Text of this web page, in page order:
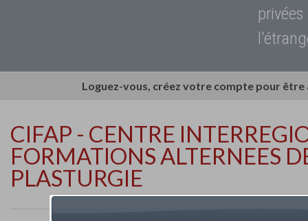
Loguez-vous, créez votre compte pour
CIFAP - CENTRE
FORMATIONS ALTERNEES
PLASTURGIE